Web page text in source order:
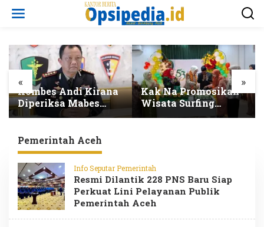
« »
Kombes Andi Kirana
Diperiksa Mabes
Polri, Kapolda Tunjuk
Pelaksana Tugas
Kapolresta Banda
Aceh
Kak Na Promosikan
Wisata Surfing
Simeulue Sekaligus
Pemerintah Aceh
Info Seputar Pemerintah
Resmi Dilantik 228 PNS Baru Siap
Perkuat Lini Pelayanan Publik
Pemerintah Aceh